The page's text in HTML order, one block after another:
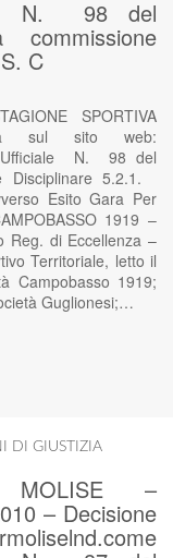
N. 98 del
commissione
C
SPORTIVA
sul sito web:
Ufficiale N. 98 del
Disciplinare 5.2.1.
Esito Gara Per
1919 –
Reg. di Eccellenza –
Territoriale, letto il
Campobasso 1919;
Guglionesi;…
DI GIUSTIZIA
MOLISE –
– Decisione